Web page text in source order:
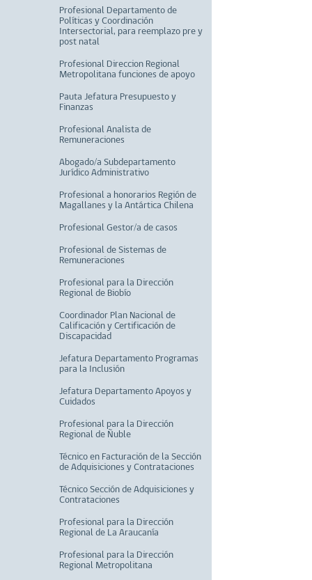
Profesional Departamento de
Políticas y Coordinación
Intersectorial, para reemplazo pre y
post natal
Profesional Direccion Regional
Metropolitana funciones de apoyo
Pauta Jefatura Presupuesto y
Finanzas
Profesional Analista de
Remuneraciones
Abogado/a Subdepartamento
Jurídico Administrativo
Profesional a honorarios Región de
Magallanes y la Antártica Chilena
Profesional Gestor/a de casos
Profesional de Sistemas de
Remuneraciones
Profesional para la Dirección
Regional de Biobío
Coordinador Plan Nacional de
Calificación y Certificación de
Discapacidad
Jefatura Departamento Programas
para la Inclusión
Jefatura Departamento Apoyos y
Cuidados
Profesional para la Dirección
Regional de Ñuble
Técnico en Facturación de la Sección
de Adquisiciones y Contrataciones
Técnico Sección de Adquisiciones y
Contrataciones
Profesional para la Dirección
Regional de La Araucanía
Profesional para la Dirección
Regional Metropolitana